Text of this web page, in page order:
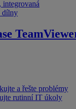
dílny
a řešte problémy
rutinní IT úkoly